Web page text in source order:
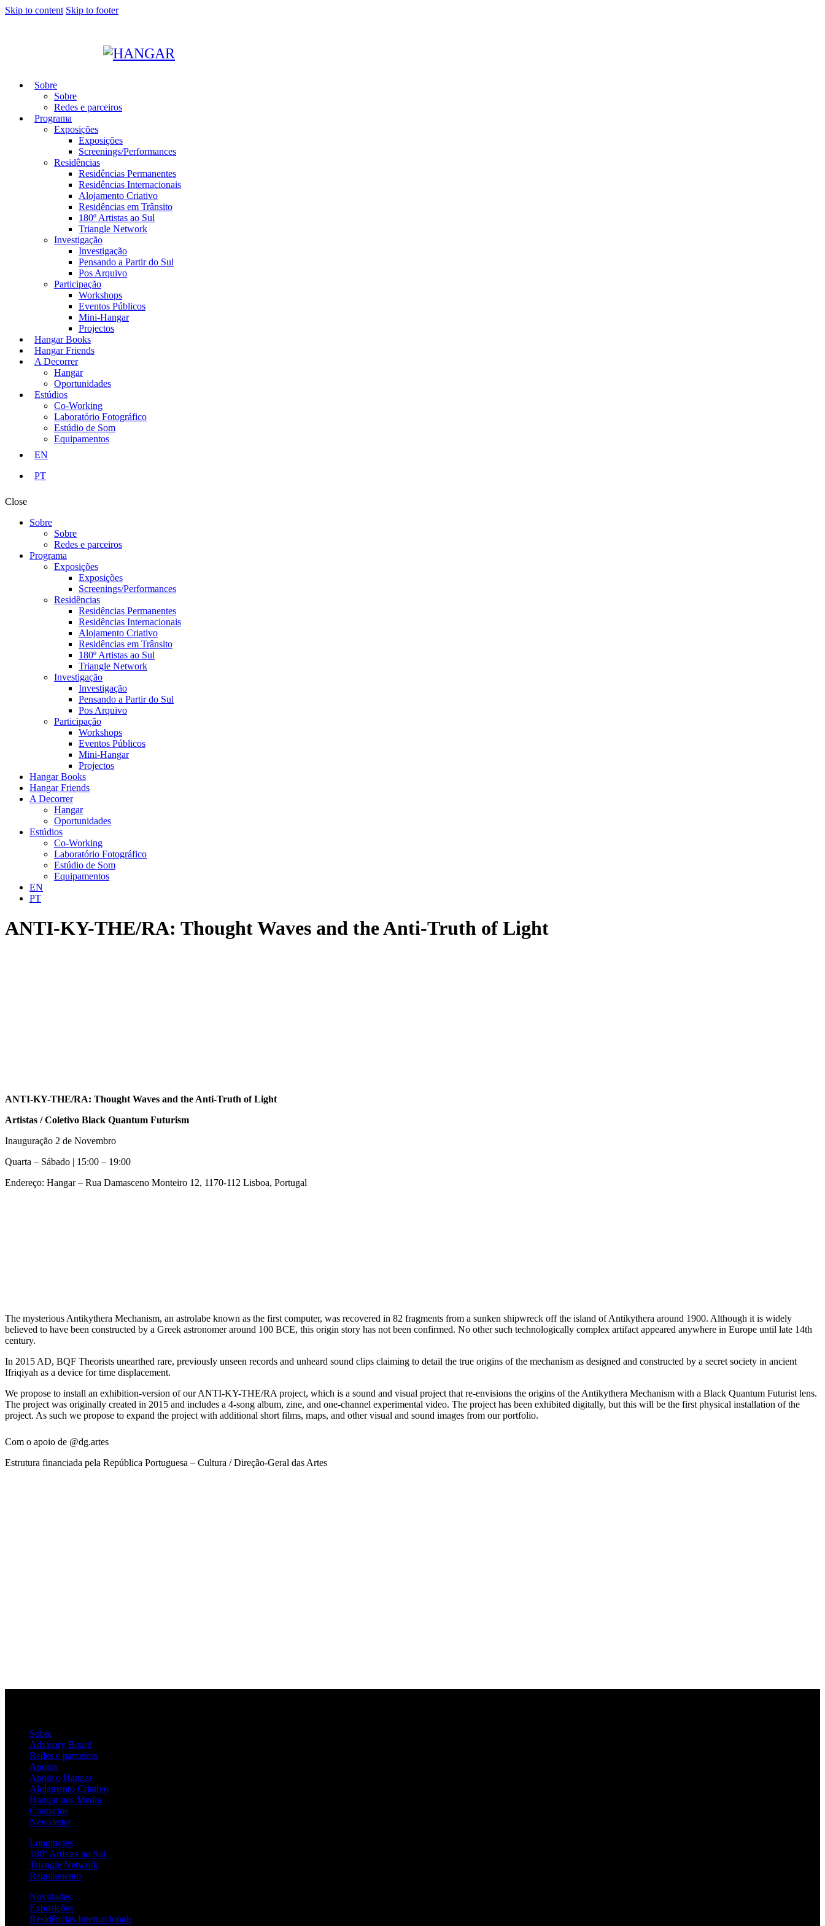
Skip to content Skip to footer
Sobre
Sobre
Redes e parceiros
Programa
Exposições
Exposições
Screenings/Performances
Residências
Residências Permanentes
Residências Internacionais
Alojamento Criativo
Residências em Trânsito
180º Artistas ao Sul
Triangle Network
Investigação
Investigação
Pensando a Partir do Sul
Pos Arquivo
Participação
Workshops
Eventos Públicos
Mini-Hangar
Projectos
Hangar Books
Hangar Friends
A Decorrer
Hangar
Oportunidades
Estúdios
Co-Working
Laboratório Fotográfico
Estúdio de Som
Equipamentos
EN
PT
Close
Sobre
Sobre
Redes e parceiros
Programa
Exposições
Exposições
Screenings/Performances
Residências
Residências Permanentes
Residências Internacionais
Alojamento Criativo
Residências em Trânsito
180º Artistas ao Sul
Triangle Network
Investigação
Investigação
Pensando a Partir do Sul
Pos Arquivo
Participação
Workshops
Eventos Públicos
Mini-Hangar
Projectos
Hangar Books
Hangar Friends
A Decorrer
Hangar
Oportunidades
Estúdios
Co-Working
Laboratório Fotográfico
Estúdio de Som
Equipamentos
EN
PT
ANTI-KY-THE/RA: Thought Waves and the Anti-Truth of Light
ANTI-KY-THE/RA: Thought Waves and the Anti-Truth of Light
Artistas / Coletivo Black Quantum Futurism
Inauguração 2 de Novembro
Quarta – Sábado | 15:00 – 19:00
Endereço: Hangar – Rua Damasceno Monteiro 12, 1170-112 Lisboa, Portugal
The mysterious Antikythera Mechanism, an astrolabe known as the first computer, was recovered in 82 fragments from a sunken shipwreck off the island of Antikythera around 1900. Although it is widely
believed to have been constructed by a Greek astronomer around 100 BCE, this origin story has not been confirmed. No other such technologically complex artifact appeared anywhere in Europe until late 14th
century.
In 2015 AD, BQF Theorists unearthed rare, previously unseen records and unheard sound clips claiming to detail the true origins of the mechanism as designed and constructed by a secret society in ancient
Ifriqiyah as a device for time displacement.
We propose to install an exhibition-version of our ANTI-KY-THE/RA project, which is a sound and visual project that re-envisions the origins of the Antikythera Mechanism with a Black Quantum Futurist lens.
The project was originally created in 2015 and includes a 4-song album, zine, and one-channel experimental video. The project has been exhibited digitally, but this will be the first physical installation of the
project. As such we propose to expand the project with additional short films, maps, and other visual and sound images from our portfolio.
Com o apoio de @dg.artes
Estrutura financiada pela República Portuguesa – Cultura / Direção-Geral das Artes
Sobre
Advisory Board
Redes e parceiros
Apoios
Apoie o Hangar
Alojamento Criativo
Hangar nos Media
Contactos
Newsletter
Longitudes
180º Artistas ao Sul
Triangle Network
Regulamento
Novidades
Exposições
Residências Internacionais